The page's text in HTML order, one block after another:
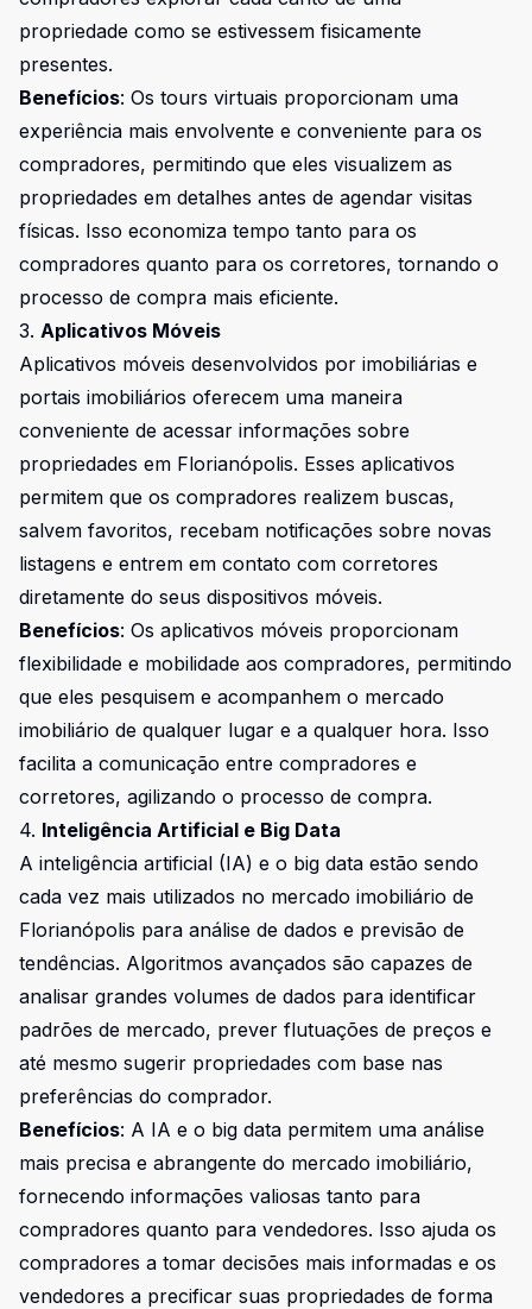
propriedade como se estivessem fisicamente
presentes.
Benefícios: Os tours virtuais proporcionam uma
experiência mais envolvente e conveniente para os
compradores, permitindo que eles visualizem as
propriedades em detalhes antes de agendar visitas
físicas. Isso economiza tempo tanto para os
compradores quanto para os corretores, tornando o
processo de compra mais eficiente.
3. Aplicativos Móveis
Aplicativos móveis desenvolvidos por imobiliárias e
portais imobiliários oferecem uma maneira
conveniente de acessar informações sobre
propriedades em Florianópolis. Esses aplicativos
permitem que os compradores realizem buscas,
salvem favoritos, recebam notificações sobre novas
listagens e entrem em contato com corretores
diretamente do seus dispositivos móveis.
Benefícios: Os aplicativos móveis proporcionam
flexibilidade e mobilidade aos compradores, permitindo
que eles pesquisem e acompanhem o mercado
imobiliário de qualquer lugar e a qualquer hora. Isso
facilita a comunicação entre compradores e
corretores, agilizando o processo de compra.
4. Inteligência Artificial e Big Data
A inteligência artificial (IA) e o big data estão sendo
cada vez mais utilizados no mercado imobiliário de
Florianópolis para análise de dados e previsão de
tendências. Algoritmos avançados são capazes de
analisar grandes volumes de dados para identificar
padrões de mercado, prever flutuações de preços e
até mesmo sugerir propriedades com base nas
preferências do comprador.
Benefícios: A IA e o big data permitem uma análise
mais precisa e abrangente do mercado imobiliário,
fornecendo informações valiosas tanto para
compradores quanto para vendedores. Isso ajuda os
compradores a tomar decisões mais informadas e os
vendedores a precificar suas propriedades de forma